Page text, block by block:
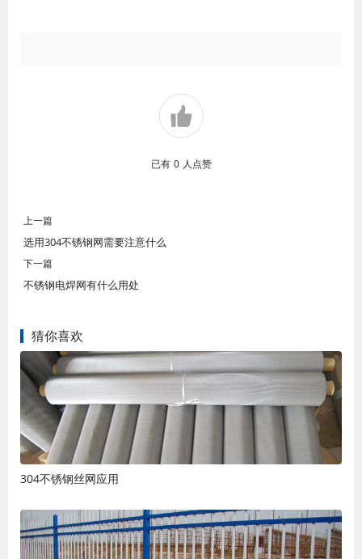
已有 0 人点赞
上一篇
选用304不锈钢网需要注意什么
下一篇
不锈钢电焊网有什么用处
猜你喜欢
304不锈钢丝网应用